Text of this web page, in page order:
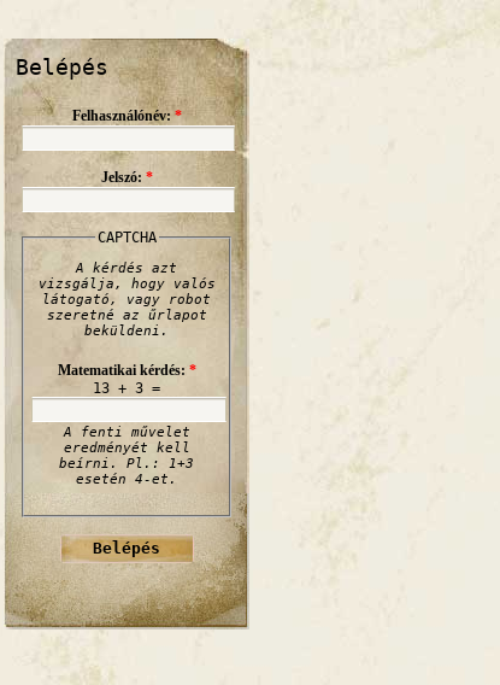
Belépés
Felhasználónév:*
Jelszó: *
CAPTCHA
A kérdés azt
vizsgálja, hogy valós
látogató, vagy robot
szeretné az űrlapot
beküldeni.
Matematikai kérdés: *
13 + 3 =
A fenti művelet
eredményét kell
beírni. Pl.: 1+3
esetén 4-et.